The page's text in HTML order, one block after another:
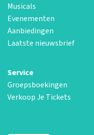
Musicals
Evenementen
Aanbiedingen
Laatste nieuwsbrief
Service
Groepsboekingen
Verkoop Je Tickets